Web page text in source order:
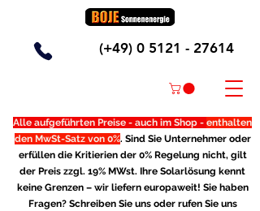
(+49) 0 5121 - 27614
Alle aufgeführten Preise - auch im Shop - enthalten
den MwSt-Satz von 0%. Sind Sie Unternehmer oder
erfüllen die Kritierien der 0% Regelung nicht, gilt
der Preis zzgl. 19% MWst. Ihre Solarlösung kennt
keine Grenzen – wir liefern europaweit! Sie haben
Fragen? Schreiben Sie uns oder rufen Sie uns